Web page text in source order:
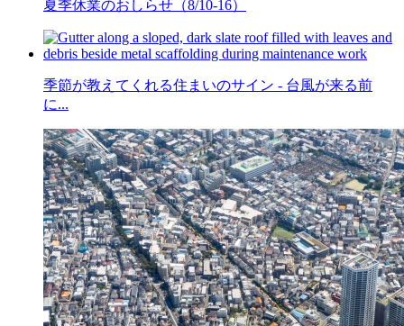
夏季休業のおしらせ（8/10-16）
季節が教えてくれる住まいのサイン - 台風が来る前
に...